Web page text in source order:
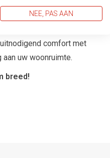
en voorliefde voor de
comfort met
uw woonruimte.
breed!
NEE, PAS AAN